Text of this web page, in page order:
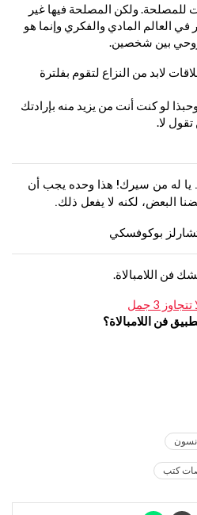
للمصلحة. ولكن المصلحة فيها غير
في العالم المادي والفكري وإنما هو
بين شخصين.
لابد من النزاع لتقوم بفلترة
لو كنت أنت من يزيد منه بإرادتك
لا.
يا له من سيرك! هذا وحده يجب أن
البعض، لكنه لا يفعل ذلك.
بوكوفسكي
فن اللامبالاة.
3 جمل
فن اللامبالاة؟
كتب